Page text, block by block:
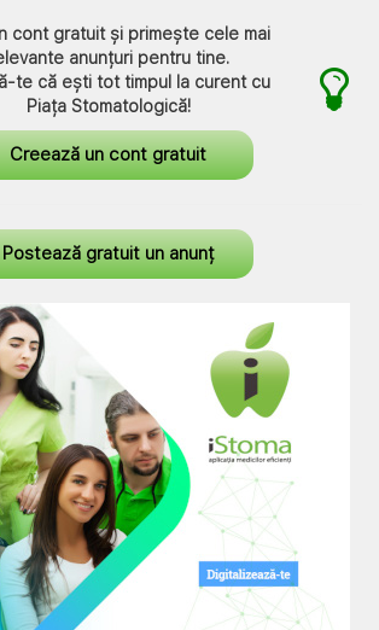
un avantaj!
cont gratuit și primește cele mai
anunțuri pentru tine.
te că ești tot timpul la curent cu
Piața Stomatologică!
Creează un cont gratuit
Postează gratuit un anunț